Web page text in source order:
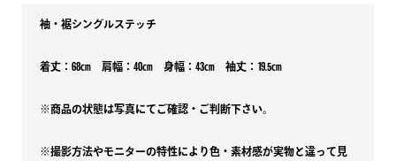
袖・裾シングルステッチ
着丈：68㎝ 肩幅：40㎝ 身幅：43㎝ 袖丈：19.5㎝
※商品の状態は写真にてご確認・ご判断下さい。
※撮影方法やモニターの特性により色・素材感が実物と違って見